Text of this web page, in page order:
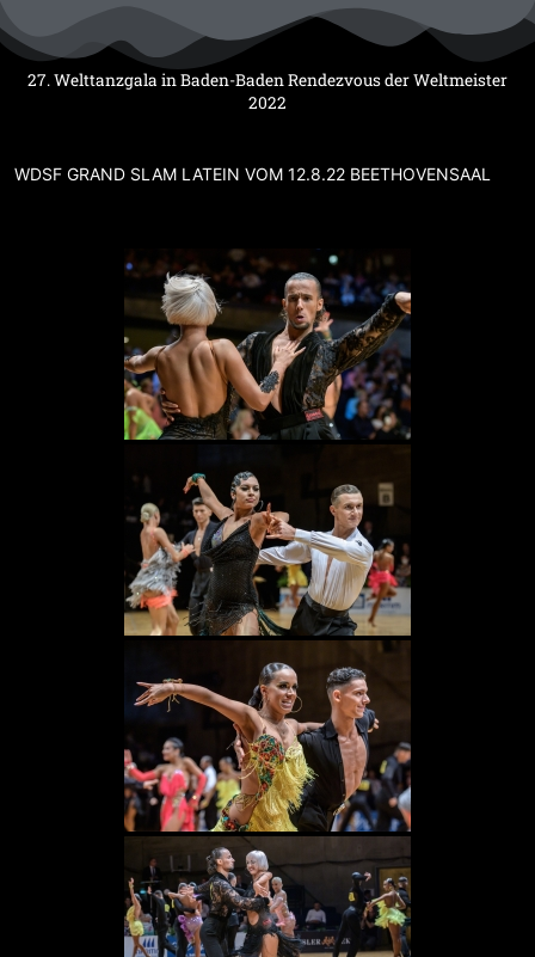
Inhalt
springen
27. Welttanzgala in Baden-Baden Rendezvous der Weltmeister
2022
WDSF GRAND SLAM LATEIN VOM 12.8.22 BEETHOVENSAAL